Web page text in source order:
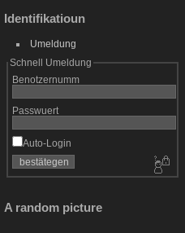
Identifikatioun
Umeldung
Schnell Umeldung
Benotzernumm
Passwuert
Auto-Login
A random picture